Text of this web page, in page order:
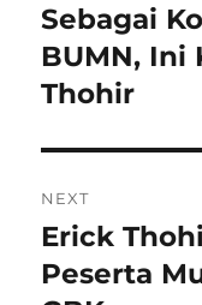
post:
Sebagai
BUMN, Ini
Thohir
NEXT
Next
post:
Erick
Peserta